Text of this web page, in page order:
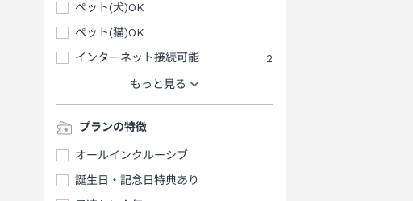
ペット(犬)OK
ペット(猫)OK
インターネット接続可能
2
もっと見る
プランの特徴
オールインクルーシブ
誕生日・記念日特典あり